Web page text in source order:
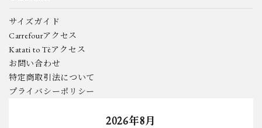
サイズガイド
Carrefourアクセス
Katati to Tèアクセス
お問い合わせ
特定商取引法について
プライバシーポリシー
2026年8月